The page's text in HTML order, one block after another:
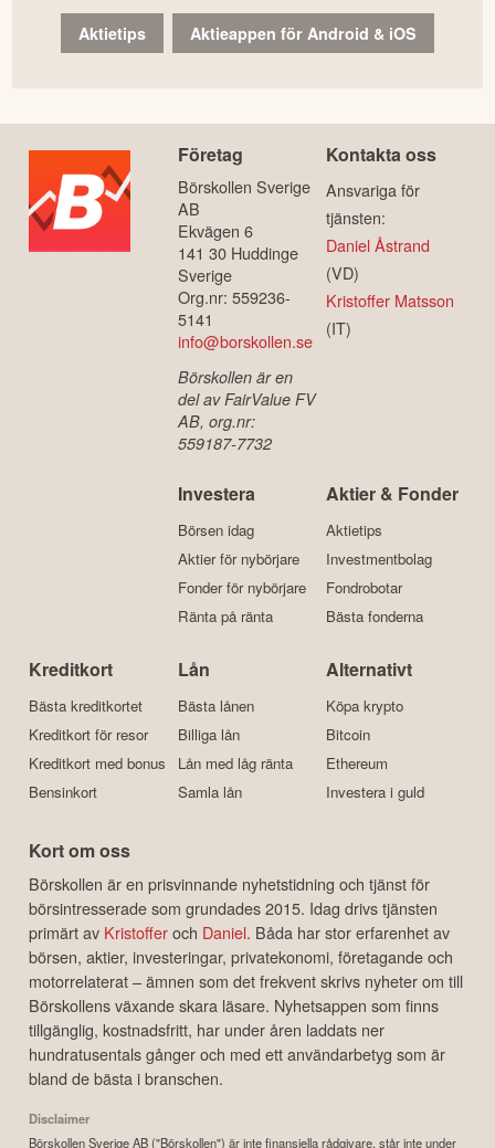
Aktietips Aktieappen för Android & iOS
Företag
Börskollen Sverige
AB
Ekvägen 6
141 30 Huddinge
Sverige
Org.nr: 559236-
5141
info@borskollen.se
Börskollen är en
del av FairValue FV
AB, org.nr:
559187-7732
Kontakta oss
Ansvariga för
tjänsten:
Daniel Åstrand
(VD)
Kristoffer Matsson
(IT)
Investera
Börsen idag
Aktier för nybörjare
Fonder för nybörjare
Ränta på ränta
Aktier & Fonder
Aktietips
Investmentbolag
Fondrobotar
Bästa fonderna
Kreditkort
Bästa kreditkortet
Kreditkort för resor
Kreditkort med bonus
Bensinkort
Lån
Bästa lånen
Billiga lån
Lån med låg ränta
Samla lån
Alternativt
Köpa krypto
Bitcoin
Ethereum
Investera i guld
Kort om oss
Börskollen är en prisvinnande nyhetstidning och tjänst för
börsintresserade som grundades 2015. Idag drivs tjänsten
primärt av Kristofferoch Daniel. Båda har stor erfarenhet av
börsen, aktier, investeringar, privatekonomi, företagande och
motorrelaterat – ämnen som det frekvent skrivs nyheter om till
Börskollens växande skara läsare. Nyhetsappen som finns
tillgänglig, kostnadsfritt, har under åren laddats ner
hundratusentals gånger och med ett användarbetyg som är
bland de bästa i branschen.
Disclaimer
Börskollen Sverige AB ("Börskollen") är inte finansiella rådgivare, står inte under